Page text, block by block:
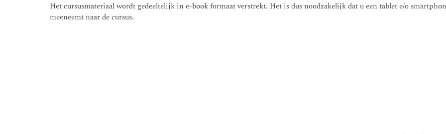
Het cursusmateriaal wordt gedeeltelijk in e-book formaat verstrekt. Het is dus noodzakelijk dat u een tablet e/o
meeneemt naar de cursus.